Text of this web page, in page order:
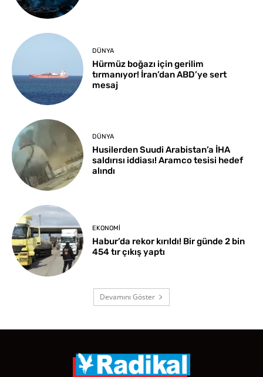
DÜNYA
Hürmüz boğazı için gerilim
tırmanıyor! İran’dan ABD’ye sert
mesaj
DÜNYA
Husilerden Suudi Arabistan’a İHA
saldırısı iddiası! Aramco tesisi hedef
alındı
EKONOMI
Habur’da rekor kırıldı! Bir günde 2 bin
454 tır çıkış yaptı
Devamını Göster